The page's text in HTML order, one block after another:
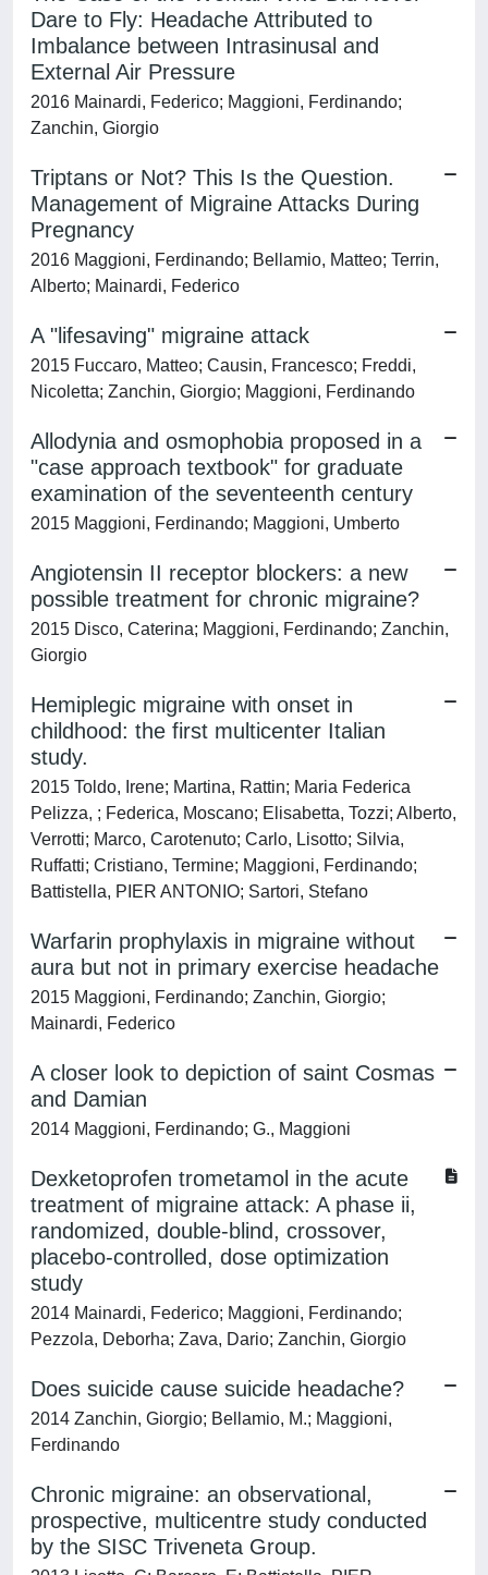
Dare to Fly: Headache Attributed to
Imbalance between Intrasinusal and
External Air Pressure
2016 Mainardi, Federico; Maggioni, Ferdinando;
Zanchin, Giorgio
Triptans or Not? This Is the Question.
Management of Migraine Attacks During
Pregnancy
2016 Maggioni, Ferdinando; Bellamio, Matteo; Terrin,
Alberto; Mainardi, Federico
A "lifesaving" migraine attack
2015 Fuccaro, Matteo; Causin, Francesco; Freddi,
Nicoletta; Zanchin, Giorgio; Maggioni, Ferdinando
Allodynia and osmophobia proposed in a
"case approach textbook" for graduate
examination of the seventeenth century
2015 Maggioni, Ferdinando; Maggioni, Umberto
Angiotensin II receptor blockers: a new
possible treatment for chronic migraine?
2015 Disco, Caterina; Maggioni, Ferdinando; Zanchin,
Giorgio
Hemiplegic migraine with onset in
childhood: the first multicenter Italian
study.
2015 Toldo, Irene; Martina, Rattin; Maria Federica
Pelizza, ; Federica, Moscano; Elisabetta, Tozzi; Alberto,
Verrotti; Marco, Carotenuto; Carlo, Lisotto; Silvia,
Ruffatti; Cristiano, Termine; Maggioni, Ferdinando;
Battistella, PIER ANTONIO; Sartori, Stefano
Warfarin prophylaxis in migraine without
aura but not in primary exercise headache
2015 Maggioni, Ferdinando; Zanchin, Giorgio;
Mainardi, Federico
A closer look to depiction of saint Cosmas
and Damian
2014 Maggioni, Ferdinando; G., Maggioni
Dexketoprofen trometamol in the acute
treatment of migraine attack: A phase ii,
randomized, double-blind, crossover,
placebo-controlled, dose optimization
study
2014 Mainardi, Federico; Maggioni, Ferdinando;
Pezzola, Deborha; Zava, Dario; Zanchin, Giorgio
Does suicide cause suicide headache?
2014 Zanchin, Giorgio; Bellamio, M.; Maggioni,
Ferdinando
Chronic migraine: an observational,
prospective, multicentre study conducted
by the SISC Triveneta Group.